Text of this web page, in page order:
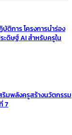
ติการ โครงการนำร่อง
ดิษฐ์ AI สำหรับครูใน
มพลังครูสร้างนวัตกรรม
7